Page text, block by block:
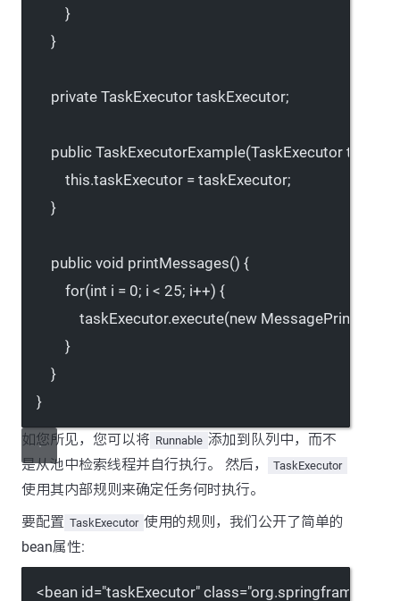
}
}
private TaskExecutor taskExecutor;
public TaskExecutorExample(TaskExecutor
this.taskExecutor = taskExecutor;
}
public void printMessages() {
for(int i = 0; i < 25; i++) {
taskExecutor.execute(new MessagePrinterTask
}
}
}
如您所见，您可以将 Runnable 添加到队列中，而不
是从池中检索线程并自行执行。 然后，
TaskExecutor
使用其内部规则来确定任务何时执行。
要配置 TaskExecutor 使用的规则，我们公开了简单的
bean属性:
<bean id="taskExecutor" class=